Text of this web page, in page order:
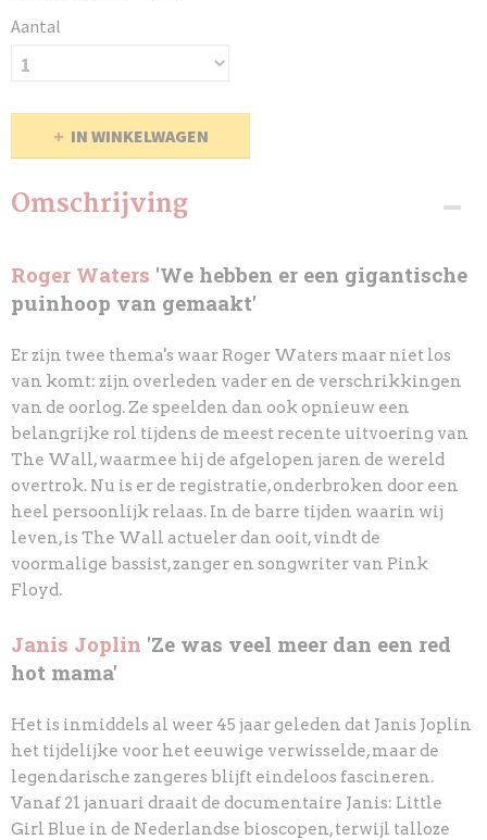
Aantal
IN WINKELWAGEN
Omschrijving
Roger Waters 'We hebben er een gigantische
puinhoop van gemaakt'
Er zijn twee thema's waar Roger Waters maar niet los
van komt: zijn overleden vader en de verschrikkingen
van de oorlog. Ze speelden dan ook opnieuw een
belangrijke rol tijdens de meest recente uitvoering van
The Wall, waarmee hij de afgelopen jaren de wereld
overtrok. Nu is er de registratie, onderbroken door een
heel persoonlijk relaas. In de barre tijden waarin wij
leven,is The Wall actueler dan ooit, vindt de
voormalige bassist, zanger en songwriter van Pink
Floyd.
Janis Joplin 'Ze was veel meer dan een red
hot mama'
Het is inmiddels al weer 45 jaar geleden dat Janis Joplin
het tijdelijke voor het eeuwige verwisselde, maar de
legendarische zangeres blijft eindeloos fascineren.
Vanaf 21 januari draait de documentaire Janis: Little
Girl Blue in de Nederlandse bioscopen, terwijl talloze